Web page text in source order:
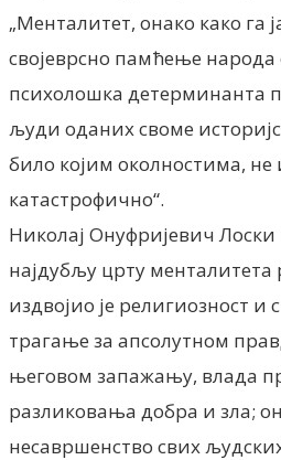
„Менталитет, онако како га
својеврсно памћење
психолошка
људи оданих своме
било којим околностима,
катастрофично“.
Николај Онуфријевич Лоски
најдубљу црту менталитета
издвојио је религиозност и
трагање за апсолутном
његовом запажању, влада
разликовања добра и зла;
несавршенство свих